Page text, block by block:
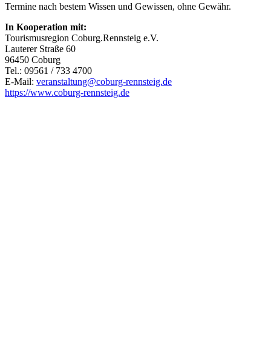
Termine nach bestem Wissen und Gewissen, ohne Gewähr.
In Kooperation mit:
Tourismusregion Coburg.Rennsteig e.V.
Lauterer Straße 60
96450 Coburg
Tel.: 09561 / 733 4700
E-Mail: veranstaltung@coburg-rennsteig.de
https://www.coburg-rennsteig.de